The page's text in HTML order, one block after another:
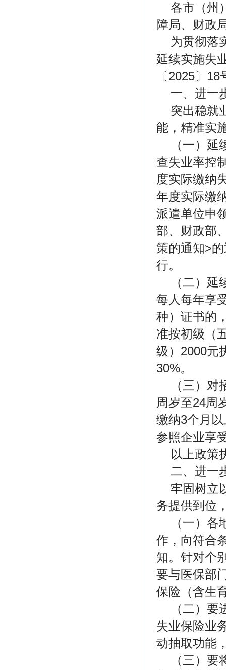
各市（州
障局、财政
为贯彻落
延续实施失
〔2025〕
一、进一
突出稳就
能，精准实
（一）
查失业率控
度实际缴纳
年度实际缴
派遣单位申
部、财政部
策的通知>
行。
（二）
每人每年享
种）证书的
准按初级（
级）2000元
30%。
（三）
周岁至24周
缴纳3个月
参照企业享
以上政策
二、进一
牢固树立
务提供到位
（一）
作，向符合
知。针对个
要与医保部
保险（含生
（二）
失业保险业
动抽取功能
（三）